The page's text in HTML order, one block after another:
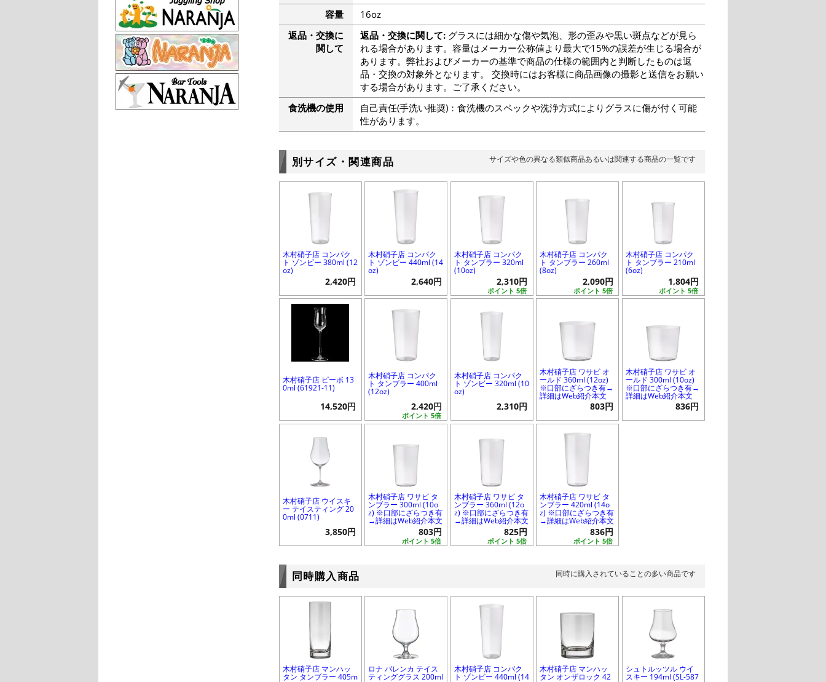
容量
16oz
返品・交換に
関して
返品・交換に関して:グラスには細かな傷や気泡、形の歪みや黒い斑点などが見ら
れる場合があります。容量はメーカー公称値より最大で15%の誤差が生じる場合が
あります。弊社およびメーカーの基準で商品の仕様の範囲内と判断したものは返
品・交換の対象外となります。 交換時にはお客様に商品画像の撮影と送信をお願い
する場合があります。ご了承ください。
食洗機の使用
自己責任(手洗い推奨)：食洗機のスペックや洗浄方式によりグラスに傷が付く可能
性があります。
別サイズ・関連商品 サイズや色の異なる類似商品あるいは関連する商品の一覧です
木村硝子店 コンパク
ト ゾンビー 380ml (12
oz)
2,420円
木村硝子店 コンパク
ト ゾンビー 440ml (14
oz)
2,640円
木村硝子店 コンパク
ト タンブラー 320ml
(10oz)
ポイント 5倍
2,310円
木村硝子店 コンパク
ト タンブラー 260ml
(8oz)
ポイント 5倍
2,090円
木村硝子店 コンパク
ト タンブラー 210ml
(6oz)
ポイント 5倍
1,804円
木村硝子店 ピーボ 13
0ml (61921-11)
14,520円
木村硝子店 コンパク
ト タンブラー 400ml
(12oz)
ポイント 5倍
2,420円
木村硝子店 コンパク
ト ゾンビー 320ml (10
oz)
2,310円
木村硝子店 ワサビ オ
ールド 360ml (12oz)
※口部にざらつき有→
詳細はWeb紹介本文
803円
木村硝子店 ワサビ オ
ールド 300ml (10oz)
※口部にざらつき有→
詳細はWeb紹介本文
836円
木村硝子店 ウイスキ
ー テイスティング 20
0ml (0711)
3,850円
木村硝子店 ワサビ タ
ンブラー 300ml (10o
z) ※口部にざらつき有
→詳細はWeb紹介本文
ポイント 5倍
803円
木村硝子店 ワサビ タ
ンブラー 360ml (12o
z) ※口部にざらつき有
→詳細はWeb紹介本文
ポイント 5倍
825円
木村硝子店 ワサビ タ
ンブラー 420ml (14o
z) ※口部にざらつき有
→詳細はWeb紹介本文
ポイント 5倍
836円
同時購入商品 同時に購入されていることの多い商品です
木村硝子店 マンハッ
タン タンブラー 405m
ロナ パレンカ テイス
ティンググラス 200ml
木村硝子店 コンパク
ト ゾンビー 440ml (14
木村硝子店 マンハッ
タン オンザロック 42
シュトルッツル ウイ
スキー 194ml (SL-587